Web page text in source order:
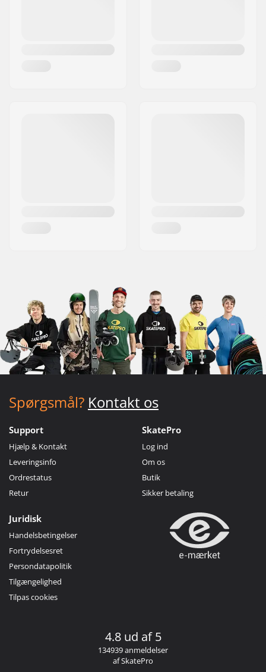
Spørgsmål? Kontakt os
Support
Hjælp & Kontakt
Leveringsinfo
Ordrestatus
Retur
SkatePro
Log ind
Om os
Butik
Sikker betaling
Juridisk
Handelsbetingelser
Fortrydelsesret
Persondatapolitik
Tilgængelighed
Tilpas cookies
4.8 ud af 5
134939 anmeldelser
af SkatePro